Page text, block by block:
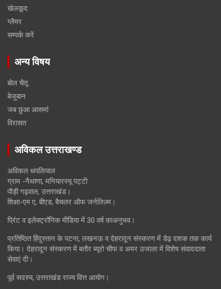
खेलकूद
ग्लैमर
सम्पर्क करें
अन्य विषय
बोल चैतू
बेजुबान
जब छुआ आसमां
विरासत
अविकल उत्तराखण्ड
अविकल थपलियाल
ग्राम -नैथाणा, मनियारस्यू पट्टी
पौड़ी गढ़वाल, उत्तराखंड।
शिक्षा-एम ए, बीएड, बैचलर ऑफ जर्नलिज़्म।
प्रिंट व इलेक्ट्रॉनिक मीडिया में 30 वर्ष काअनुभव।
प्रतिष्ठित हिंदुस्तान के पटना, लखनऊ व देहरादून संस्करण में डेढ़ दशक तक कार्य
किया। देहरादून संस्करण में बतौर ब्यूरो चीफ व अमर उजाला में विशेष संवाददाता
सेवाएं दी।
पूर्व सदस्य, उत्तराखंड राज्य वित्त आयोग।